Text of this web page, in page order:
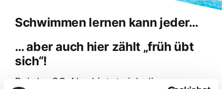
Schwimmen lernen kann jeder…
… aber auch hier zählt „früh übt
sich“!
Bei der SG Ahe bietet sich die